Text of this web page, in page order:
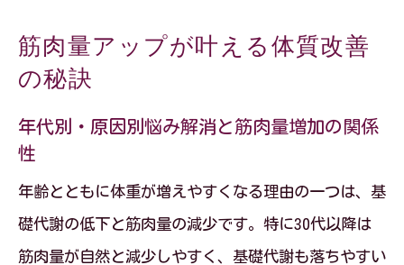
筋肉量アップが叶える体質改善
の秘訣
年代別・原因別悩み解消と筋肉量増加の関係
性
年齢とともに体重が増えやすくなる理由の一つは、基
礎代謝の低下と筋肉量の減少です。特に30代以降は
筋肉量が自然と減少しやすく、基礎代謝も落ちやすい